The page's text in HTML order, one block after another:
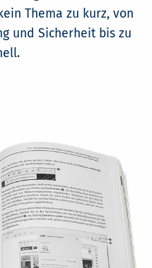
Thema zu kurz, von
und Sicherheit bis zu